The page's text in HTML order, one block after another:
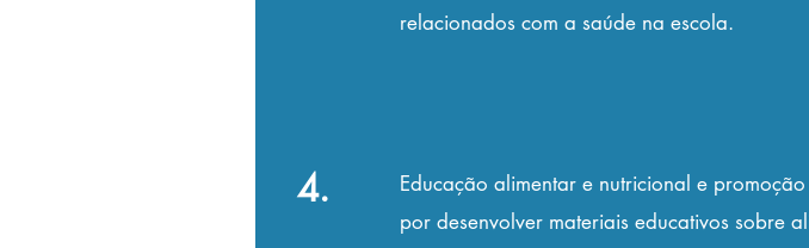
relacionados com a saúde na escola.
4.
Educação alimentar e nutricional e
por desenvolver materiais educativos sobre